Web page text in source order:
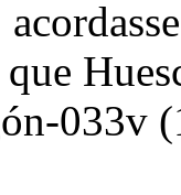
033v